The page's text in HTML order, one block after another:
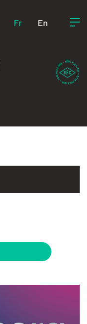
Fr En